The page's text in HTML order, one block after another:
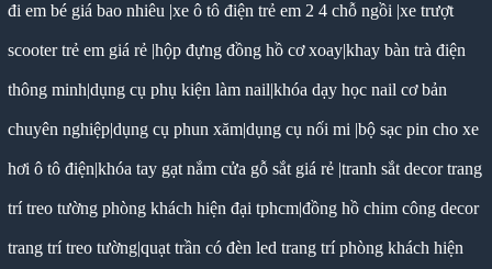
đi em bé giá bao nhiêu |xe ô tô điện trẻ em 2 4 chỗ ngồi |xe trượt
scooter trẻ em giá rẻ|hộp đựng đồng hồ cơ xoay|khay bàn trà điện
thông minh|dụng cụ phụ kiện làm nail|khóa dạy học nail cơ bản
chuyên nghiệp|dụng cụ phun xăm|dụng cụ nối mi |bộ sạc pin cho xe
hơi ô tô điện|khóa tay gạt nắm cửa gỗ sắt giá rẻ|tranh sắt decor trang
trí treo tường phòng khách hiện đại tphcm|đồng hồ chim công decor
trang trí treo tường|quạt trần có đèn led trang trí phòng khách hiện